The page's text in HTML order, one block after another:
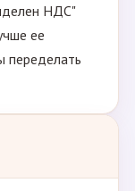
НДС"
ее
переделать